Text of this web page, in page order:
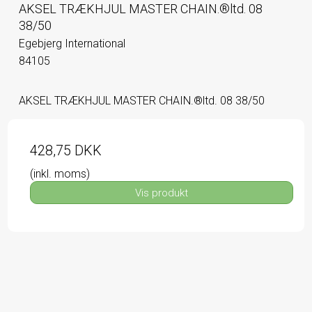
AKSEL TRÆKHJUL MASTER CHAIN.®ltd. 08
38/50
Egebjerg International
84105
AKSEL TRÆKHJUL MASTER CHAIN.®ltd. 08 38/50
428,75 DKK
(inkl. moms)
Vis produkt